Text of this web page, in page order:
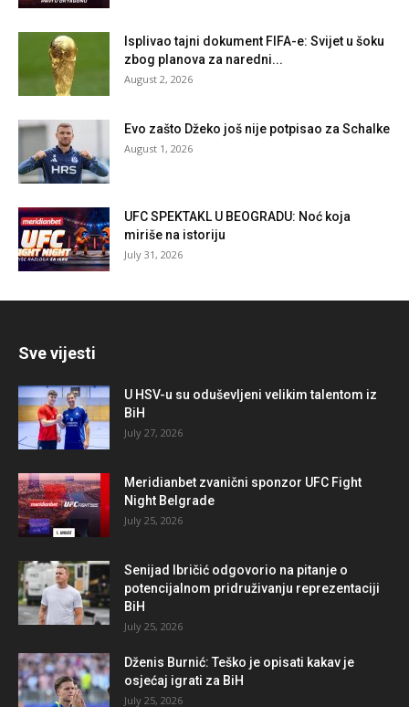
Isplivao tajni dokument FIFA-e: Svijet u šoku
zbog planova za naredni...
August 2, 2026
Evo zašto Džeko još nije potpisao za Schalke
August 1, 2026
UFC SPEKTAKL U BEOGRADU: Noć koja
miriše na istoriju
July 31, 2026
Sve vijesti
U HSV-u su oduševljeni velikim talentom iz
BiH
July 27, 2026
Meridianbet zvanični sponzor UFC Fight
Night Belgrade
July 25, 2026
Senijad Ibričić odgovorio na pitanje o
potencijalnom pridruživanju reprezentaciji
BiH
July 25, 2026
Dženis Burnić: Teško je opisati kakav je
osjećaj igrati za BiH
July 25, 2026